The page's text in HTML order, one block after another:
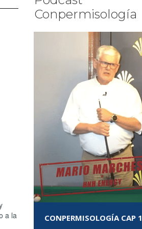
a la
Conpermisología
CONPERMISOLOGÍA CAP 1